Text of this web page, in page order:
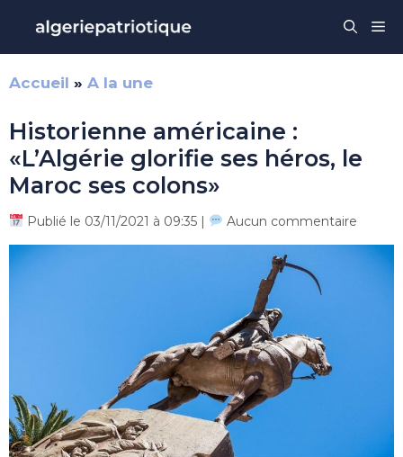
contenu
Accueil » A la une
Historienne américaine :
«L’Algérie glorifie ses héros, le
Maroc ses colons»
Publié le 03/11/2021 à 09:35 | Aucun commentaire